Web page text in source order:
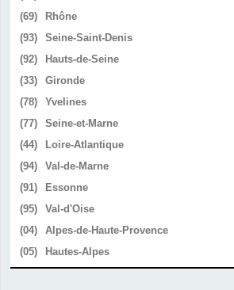
(69)
Rhône
(93)
Seine-Saint-Denis
(92)
Hauts-de-Seine
(33)
Gironde
(78)
Yvelines
(77)
Seine-et-Marne
(44)
Loire-Atlantique
(94)
Val-de-Marne
(91)
Essonne
(95)
Val-d'Oise
(04)
Alpes-de-Haute-Provence
(05)
Hautes-Alpes